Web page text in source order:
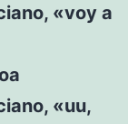
«voy a
«uu,